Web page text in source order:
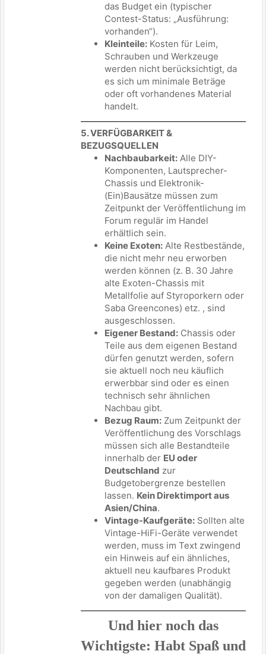
das Budget ein (typischer
Contest-Status: „Ausführung:
vorhanden“).
Kleinteile: Kosten für Leim,
Schrauben und Werkzeuge
werden nicht berücksichtigt, da
es sich um minimale Beträge
oder oft vorhandenes Material
handelt.
5. VERFÜGBARKEIT &
BEZUGSQUELLEN
Nachbaubarkeit: Alle DIY-
Komponenten, Lautsprecher-
Chassis und Elektronik-
(Ein)Bausätze müssen zum
Zeitpunkt der Veröffentlichung im
Forum regulär im Handel
erhältlich sein.
Keine Exoten: Alte Restbestände,
die nicht mehr neu erworben
werden können (z. B. 30 Jahre
alte Exoten-Chassis mit
Metallfolie auf Styroporkern oder
Saba Greencones) etz. , sind
ausgeschlossen.
Eigener Bestand: Chassis oder
Teile aus dem eigenen Bestand
dürfen genutzt werden, sofern
sie aktuell noch neu käuflich
erwerbbar sind oder es einen
technisch sehr ähnlichen
Nachbau gibt.
Bezug Raum: Zum Zeitpunkt der
Veröffentlichung des Vorschlags
müssen sich alle Bestandteile
innerhalb der EU oder
Deutschland zur
Budgetobergrenze bestellen
lassen. Kein Direktimport aus
Asien/China.
Vintage-Kaufgeräte: Sollten alte
Vintage-HiFi-Geräte verwendet
werden, muss im Text zwingend
ein Hinweis auf ein ähnliches,
aktuell neu kaufbares Produkt
gegeben werden (unabhängig
von der damaligen Qualität).
Und hier noch das
Wichtigste: Habt Spaß und